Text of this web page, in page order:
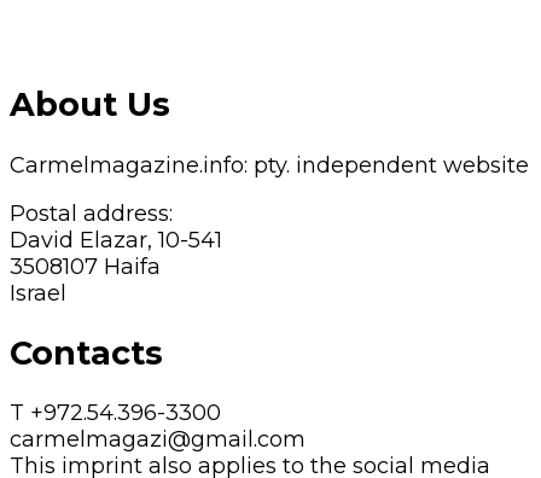
About Us
Carmelmagazine.info: pty. independent website
Postal address:
David Elazar, 10-541
3508107 Haifa
Israel
Contacts
T +972.54.396-3300
carmelmagazi@gmail.com
This imprint also applies to the social media